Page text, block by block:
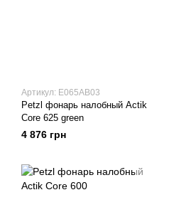
Артикул: E065AB03
Petzl фонарь налобный Actik
Core 625 green
4 876 грн